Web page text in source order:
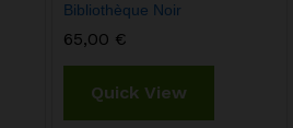
Bibliothèque Noir
65,00 €
Quick View